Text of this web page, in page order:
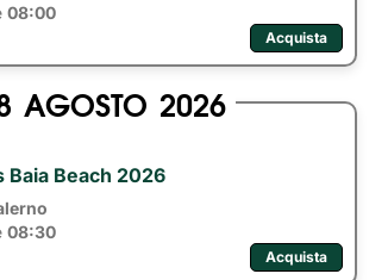
08:00
Acquista
AGOSTO 2026
Beach 2026
08:30
Acquista